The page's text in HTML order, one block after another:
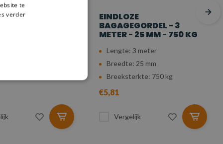
25 MM - 750 KG
meter
EINDLOZE
BAGAGEGORDEL - 3
METER - 25 MM - 750 KG
Lengte: 3 meter
Breedte: 25 mm
Breeksterkte: 750 kg
€5,81
Vergelijk
te
verder